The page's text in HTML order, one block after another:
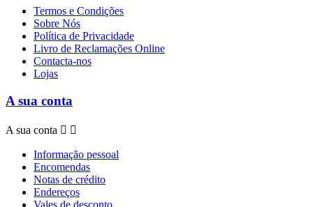
Termos e Condições
Sobre Nós
Política de Privacidade
Livro de Reclamações Online
Contacta-nos
Lojas
A sua conta
A sua conta  
Informação pessoal
Encomendas
Notas de crédito
Endereços
Vales de desconto